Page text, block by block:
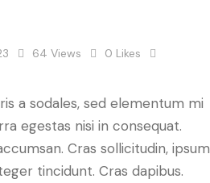
64 Views 0 Likes
a sodales, sed elementum mi
egestas nisi in consequat.
Cras sollicitudin, ipsum
tincidunt. Cras dapibus.